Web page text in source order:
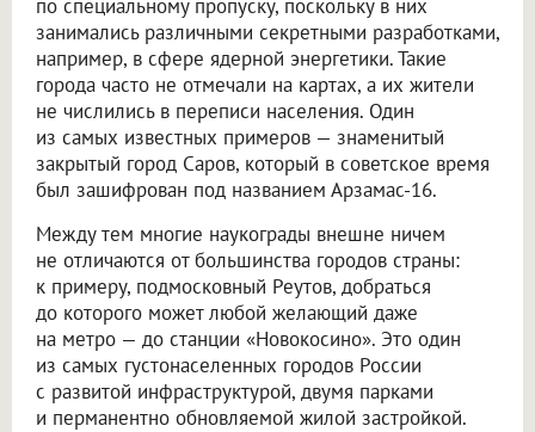
по специальному пропуску, поскольку в них
занимались различными секретными разработками,
например, в сфере ядерной энергетики. Такие
города часто не отмечали на картах, а их жители
не числились в переписи населения. Один
из самых известных примеров — знаменитый
закрытый город Саров, который в советское время
был зашифрован под названием Арзамас-16.
Между тем многие наукограды внешне ничем
не отличаются от большинства городов страны:
к примеру, подмосковный Реутов, добраться
до которого может любой желающий даже
на метро — до станции «Новокосино». Это один
из самых густонаселенных городов России
с развитой инфраструктурой, двумя парками
и перманентно обновляемой жилой застройкой.